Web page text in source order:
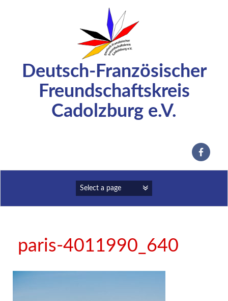
Deutsch-Französischer
Freundschaftskreis
Cadolzburg e.V.
paris-4011990_640